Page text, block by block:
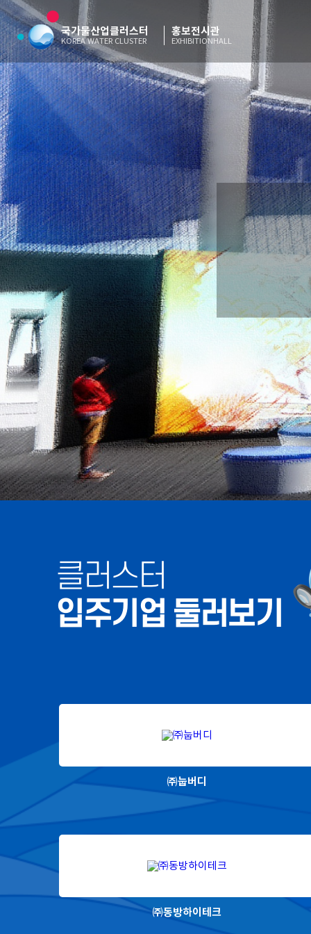
국가물산업클러스터
KOREA WATER CLUSTER
홍보전시관
EXHIBITIONHALL
클러스터
입주기업 둘러보기
㈜눕버디
㈜동방하이테크